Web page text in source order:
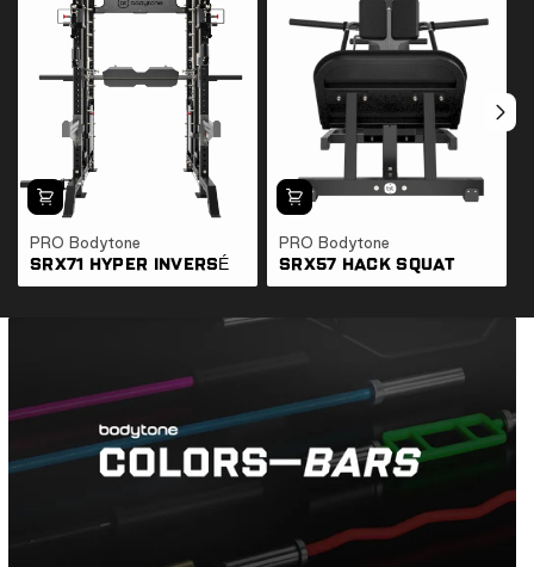
PRO Bodytone
SRX71 HYPER INVERSÉ
PRO Bodytone
SRX57 HACK SQUAT